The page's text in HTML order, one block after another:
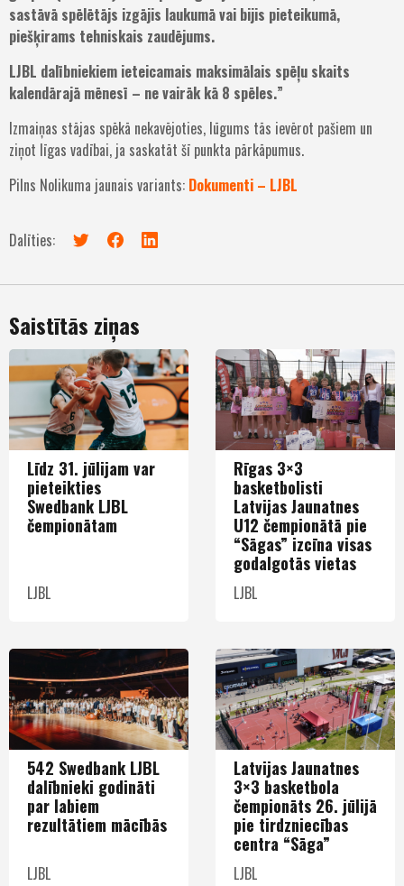
sastāvā spēlētājs izgājis laukumā vai bijis pieteikumā,
piešķirams tehniskais zaudējums.
LJBL dalībniekiem ieteicamais maksimālais spēļu skaits
kalendārajā mēnesī – ne vairāk kā 8 spēles.”
Izmaiņas stājas spēkā nekavējoties, lūgums tās ievērot pašiem un
ziņot līgas vadībai, ja saskatāt šī punkta pārkāpumus.
Pilns Nolikuma jaunais variants: Dokumenti – LJBL
Dalīties:
Saistītās ziņas
Līdz 31. jūlijam var
pieteikties
Swedbank LJBL
čempionātam
LJBL
Rīgas 3×3
basketbolisti
Latvijas Jaunatnes
U12 čempionātā pie
“Sāgas” izcīna visas
godalgotās vietas
LJBL
542 Swedbank LJBL
dalībnieki godināti
par labiem
rezultātiem mācībās
LJBL
Latvijas Jaunatnes
3×3 basketbola
čempionāts 26. jūlijā
pie tirdzniecības
centra “Sāga”
LJBL